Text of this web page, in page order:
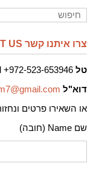
צרו איתנו קשר CONTACT US
טל
דוא"ל
או השאירו פרטים
שם Name (חובה)